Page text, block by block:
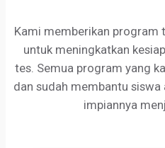
Kami memberikan program
untuk meningkatkan
tes. Semua program yang
dan sudah membantu
impiannya